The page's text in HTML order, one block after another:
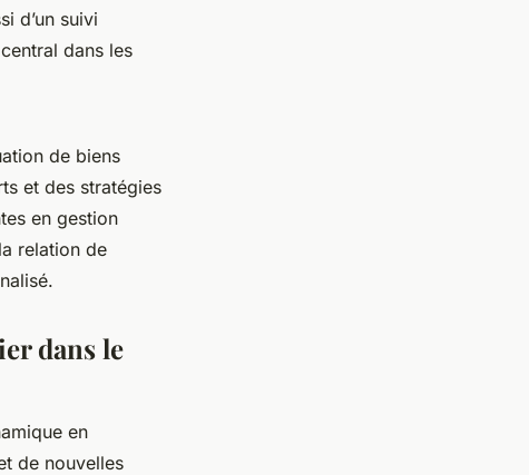
d’un suivi
dans les
de biens
et des stratégies
en gestion
relation de
dans le
en
de nouvelles